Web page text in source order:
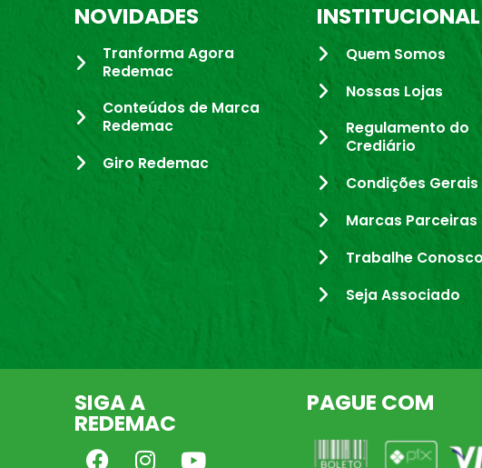
NOVIDADES
Tranforma Agora
Redemac
Conteúdos de Marca
Redemac
Giro Redemac
INSTITUCIONAL
Quem Somos
Nossas Lojas
Regulamento do
Crediário
Condições Gerais
Marcas Parceiras
Trabalhe Conosco
Seja Associado
SIGA A
REDEMAC
PAGUE COM